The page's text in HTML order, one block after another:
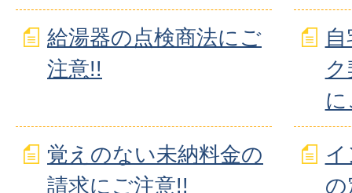
給湯器の点検商法にご
注意!!
覚えのない未納料金の
請求にご注意!!